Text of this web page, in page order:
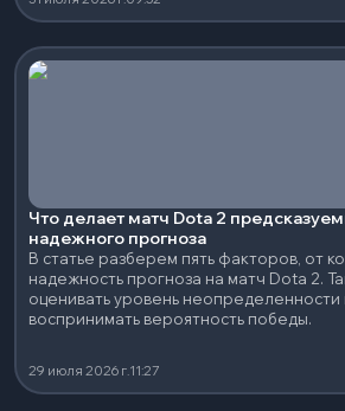
Что делает матч Dota 2
надежного прогноза
В статье разберем пять факторов, от
надежность прогноза на матч Dota 2.
оценивать уровень неопределенности
воспринимать вероятность победы.
29 июля 2026 г.11:27